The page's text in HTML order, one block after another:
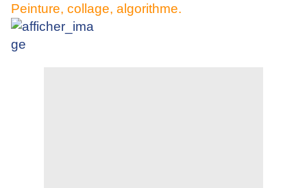
Peinture, collage, algorithme.